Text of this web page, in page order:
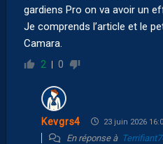
gardiens Pro on va avoir un
Je comprends l’article et le
Camara.
2 0
Kevgrs4 23 juin 2026
En réponse à